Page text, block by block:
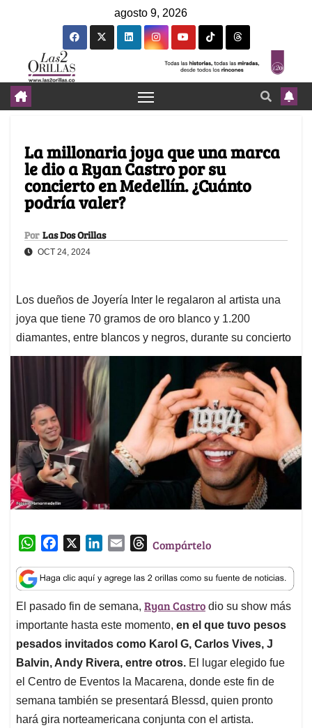
agosto 9, 2026
La millonaria joya que una marca
le dio a Ryan Castro por su
concierto en Medellín. ¿Cuánto
podría valer?
Por Las Dos Orillas
OCT 24, 2024
Los dueños de Joyería Inter le regalaron al artista una
joya que tiene 70 gramos de oro blanco y 1.200
diamantes, entre blancos y negros, durante su concierto
W
a
t
s
A
p
p
c
e
b
o
o
k
n
k
e
d
I
n
a
i
l
T
r
e
a
d
s
Compártelo
El pasado fin de semana, Ryan Castro dio su show más
importante hasta este momento, en el que tuvo pesos
pesados invitados como Karol G, Carlos Vives, J
Balvin, Andy Rivera, entre otros. El lugar elegido fue
el Centro de Eventos la Macarena, donde este fin de
semana también se presentará Blessd, quien pronto
hará gira norteamericana conjunta con el artista.